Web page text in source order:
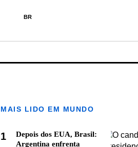
BR
MAIS LIDO EM MUNDO
1
Depois dos EUA, Brasil:
Argentina enfrenta